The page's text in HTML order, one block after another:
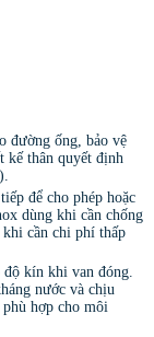
đường ống, bảo vệ
kế thân quyết định
để cho phép hoặc
dùng khi cần chống
cần chi phí thấp
kín khi van đóng.
nước và chịu
hợp cho môi